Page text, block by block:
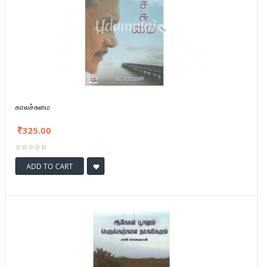
காலச்சுமை
325.00
ADD TO CART